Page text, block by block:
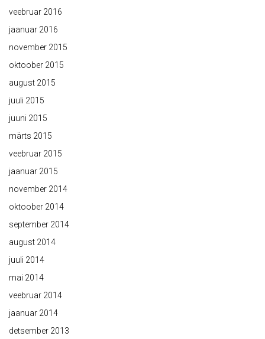
veebruar 2016
jaanuar 2016
november 2015
oktoober 2015
august 2015
juuli 2015
juuni 2015
märts 2015
veebruar 2015
jaanuar 2015
november 2014
oktoober 2014
september 2014
august 2014
juuli 2014
mai 2014
veebruar 2014
jaanuar 2014
detsember 2013